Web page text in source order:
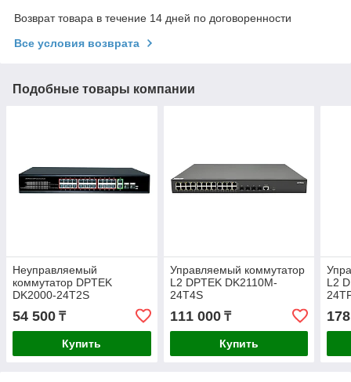
Возврат товара в течение 14 дней по договоренности
Все условия возврата
Подобные товары компании
Неуправляемый
коммутатор DPTEK
DK2000-24T2S
54 500 ₸
Купить
Управляемый коммутатор
L2 DPTEK DK2110M-
24T4S
111 000₸
Купить
L2